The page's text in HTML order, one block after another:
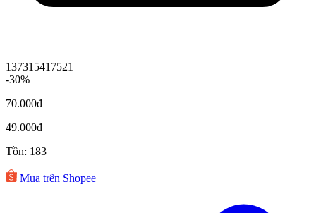
137315417521
-30%
70.000đ
49.000đ
Tồn: 183
Mua trên Shopee